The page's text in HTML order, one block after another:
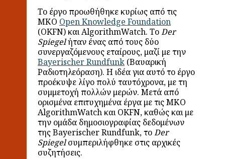
Το έργο προωθήθηκε κυρίως από τις
ΜΚΟ Open Knowledge Foundation
(OKFN) και AlgorithmWatch. ΤοDer
Spiegelήταν ένας από τους δύο
συνεργαζόμενους εταίρους, μαζί με την
Bayerischer Rundfunk (Βαυαρική
Ραδιοτηλεόραση). Η ιδέα για αυτό το έργο
προέκυψε λίγο πολύ ταυτόχρονα, με τη
συμμετοχή πολλών μερών. Μετά από
ορισμένα επιτυχημένα έργα με τις ΜΚΟ
AlgorithmWatch και OKFN, καθώς και με
την ομάδα δημοσιογραφίας δεδομένων
της Bayerischer Rundfunk, τοDer
Spiegelσυμπεριλήφθηκε στις αρχικές
συζητήσεις.